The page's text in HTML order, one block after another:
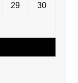
29 30